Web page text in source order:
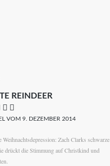
REINDEER
 
VOM 9. DEZEMBER 2014
Weihnachtsdepression: Zach Clarks schwarze
drückt die Stimmung auf Christkind und